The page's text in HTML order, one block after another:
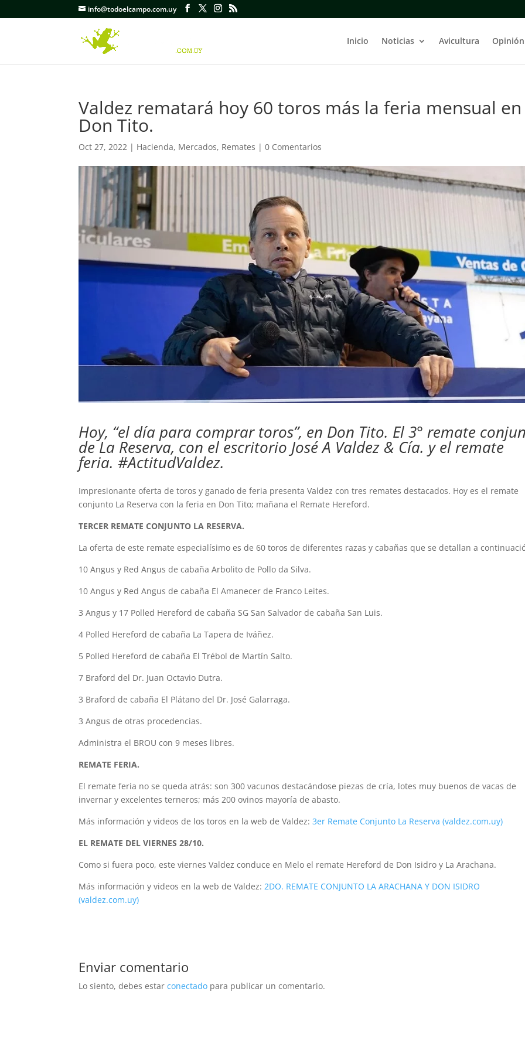
info@todoelcampo.com.uy
Inicio Noticias Avicultura Opinión
Valdez rematará hoy 60 toros más la feria mensual en
Don Tito.
Oct 27, 2022 | Hacienda, Mercados, Remates |0 Comentarios
Hoy, “el día para comprar toros”, en Don Tito. El 3° remate
de La Reserva, con el escritorio José A Valdez & Cía. y el remate
feria. #ActitudValdez.
Impresionante oferta de toros y ganado de feria presenta Valdez con tres remates destacados. Hoy es el remate
conjunto La Reserva con la feria en Don Tito; mañana el Remate Hereford.
TERCER REMATE CONJUNTO LA RESERVA.
La oferta de este remate especialísimo es de 60 toros de diferentes razas y cabañas que se detallan a
10 Angus y Red Angus de cabaña Arbolito de Pollo da Silva.
10 Angus y Red Angus de cabaña El Amanecer de Franco Leites.
3 Angus y 17 Polled Hereford de cabaña SG San Salvador de cabaña San Luis.
4 Polled Hereford de cabaña La Tapera de Iváñez.
5 Polled Hereford de cabaña El Trébol de Martín Salto.
7 Braford del Dr. Juan Octavio Dutra.
3 Braford de cabaña El Plátano del Dr. José Galarraga.
3 Angus de otras procedencias.
Administra el BROU con 9 meses libres.
REMATE FERIA.
El remate feria no se queda atrás: son 300 vacunos destacándose piezas de cría, lotes muy buenos de vacas de
invernar y excelentes terneros; más 200 ovinos mayoría de abasto.
Más información y videos de los toros en la web de Valdez:3er Remate Conjunto La Reserva (valdez.com.uy)
EL REMATE DEL VIERNES 28/10.
Como si fuera poco, este viernes Valdez conduce en Melo el remate Hereford de Don Isidro y La Arachana.
Más información y videos en la web de Valdez:2DO. REMATE CONJUNTO LA ARACHANA Y DON ISIDRO
(valdez.com.uy)
Enviar comentario
Lo siento, debes estarconectado para publicar un comentario.